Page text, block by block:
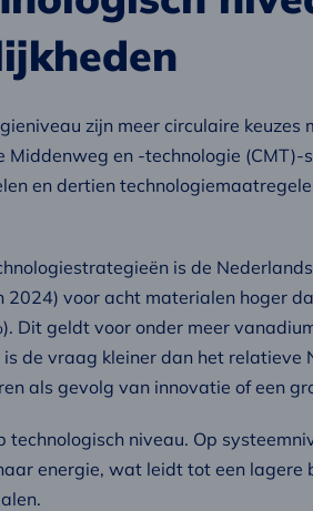
zijn meer circulaire keuzes
en -technologie (CMT)-
en dertien
is de
voor acht materialen hoger
Dit geldt voor onder meer
de vraag kleiner dan het relatieve
als gevolg van innovatie of een
niveau. Op
energie, wat leidt tot een